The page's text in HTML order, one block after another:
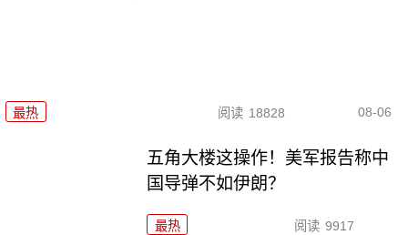
最热 阅读 18828 08-06
五角大楼这操作！美军报告称中
国导弹不如伊朗？
最热 阅读 9917